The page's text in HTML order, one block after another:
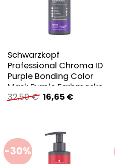
Schwarzkopf
Professional Chroma ID
Purple Bonding Color
Mask Purple Farbmaske
32,50€ Ursprünglicher
Preis
16,65 €Aktueller
-30%